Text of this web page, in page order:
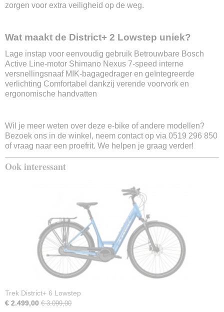
400 Wh
Uitneembare accu
Vervangbare accu
Ja
Oplaadtijd
4 uur
Type motor
Bosch Active Line Plus smart
Motor kracht
50 Nm
Sensortype
Remsysteem voor
Hydraulische schijfrem
Remsysteem achter
Hydraulische schijfrem
Bosch Purion
Aantal ondersteuningsstanden
zorgen voor extra veiligheid op de weg.
Wat maakt de District+ 2 Lowstep uniek?
Lage instap voor eenvoudig gebruik Betrouwbare Bosch
Active Line-motor Shimano Nexus 7-speed interne
versnellingsnaaf MIK-bagagedrager en geïntegreerde
verlichting Comfortabel dankzij verende voorvork en
ergonomische handvatten
Wil je meer weten over deze e-bike of andere modellen?
Bezoek ons in de winkel, neem contact op via 0519 296 850
of vraag naar een proefrit. We helpen je graag verder!
Ook interessant
Trek District+ 6 Lowstep
€ 2.499,00 € 3.099,00